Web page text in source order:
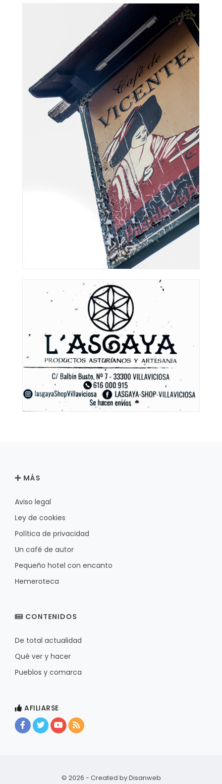
MÁS
Aviso legal
Ley de cookies
Política de privacidad
Un café de autor
Pequeño hotel con encanto
Hemeroteca
CONTENIDOS
De total actualidad
Qué ver y hacer
Pueblos y comarca
AFILIARSE
© 2026 - Created byDisanweb